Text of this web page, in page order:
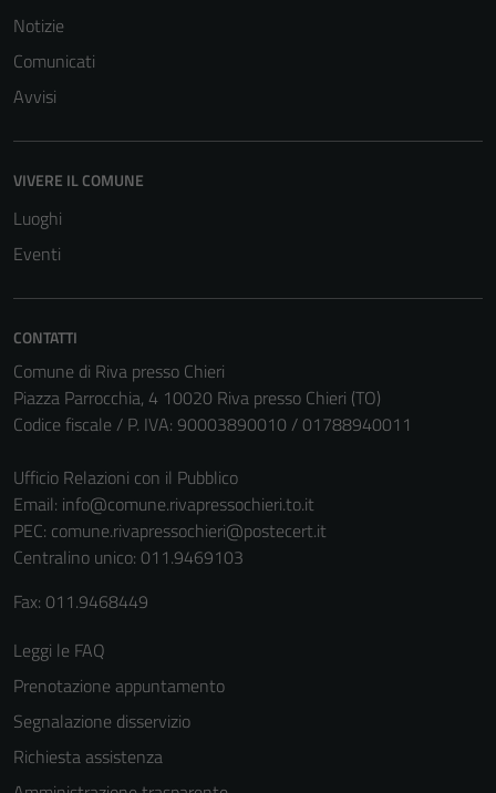
Notizie
Comunicati
Avvisi
VIVERE IL COMUNE
Luoghi
Eventi
CONTATTI
Comune di Riva presso Chieri
Piazza Parrocchia, 4 10020 Riva presso Chieri (TO)
Codice fiscale / P. IVA: 90003890010 / 01788940011
Ufficio Relazioni con il Pubblico
Email: info@comune.rivapressochieri.to.it
PEC: comune.rivapressochieri@postecert.it
Centralino unico: 011.9469103
Fax: 011.9468449
Leggi le FAQ
Prenotazione appuntamento
Segnalazione disservizio
Richiesta assistenza